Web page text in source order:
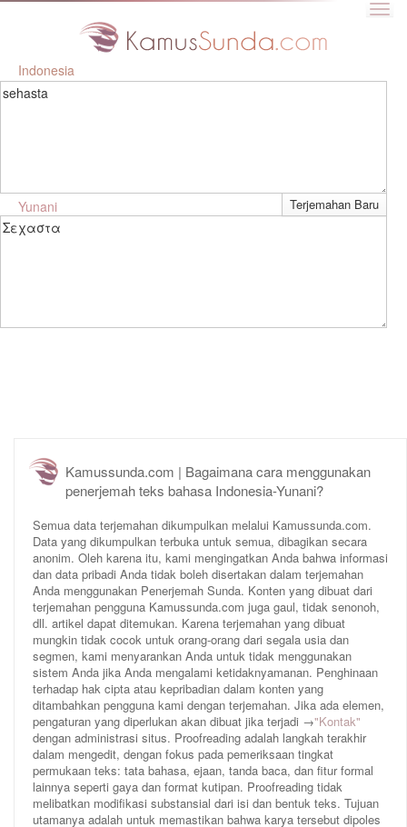
Indonesia
sehasta
Yunani
Σεχαστα
Kamussunda.com | Bagaimana cara menggunakan
penerjemah teks bahasa Indonesia-Yunani?
Semua data terjemahan dikumpulkan melalui Kamussunda.com.
Data yang dikumpulkan terbuka untuk semua, dibagikan secara
anonim. Oleh karena itu, kami mengingatkan Anda bahwa informasi
dan data pribadi Anda tidak boleh disertakan dalam terjemahan
Anda menggunakan Penerjemah Sunda. Konten yang dibuat dari
terjemahan pengguna Kamussunda.com juga gaul, tidak senonoh,
dll. artikel dapat ditemukan. Karena terjemahan yang dibuat
mungkin tidak cocok untuk orang-orang dari segala usia dan
segmen, kami menyarankan Anda untuk tidak menggunakan
sistem Anda jika Anda mengalami ketidaknyamanan. Penghinaan
terhadap hak cipta atau kepribadian dalam konten yang
ditambahkan pengguna kami dengan terjemahan. Jika ada elemen,
pengaturan yang diperlukan akan dibuat jika terjadi →"Kontak"
dengan administrasi situs. Proofreading adalah langkah terakhir
dalam mengedit, dengan fokus pada pemeriksaan tingkat
permukaan teks: tata bahasa, ejaan, tanda baca, dan fitur formal
lainnya seperti gaya dan format kutipan. Proofreading tidak
melibatkan modifikasi substansial dari isi dan bentuk teks. Tujuan
utamanya adalah untuk memastikan bahwa karya tersebut dipoles